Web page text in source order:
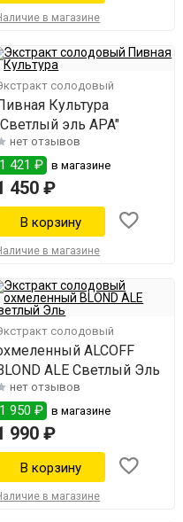
в магазине
солодовый
Культура
эль АPA"
нет отзывов
1 421 ₽ в магазине
450 ₽
в магазине
солодовый
ALCOFF
ALE Светлый Эль
нет отзывов
1 950 ₽ в магазине
990 ₽
в магазине